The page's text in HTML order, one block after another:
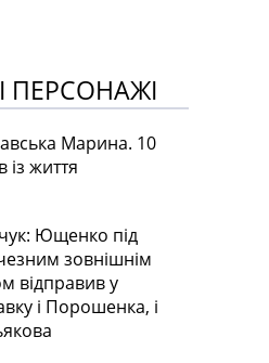
ПЕРСОНАЖІ
Марина. 10
із життя
Ющенко під
зовнішнім
відправив у
і Порошенка, і